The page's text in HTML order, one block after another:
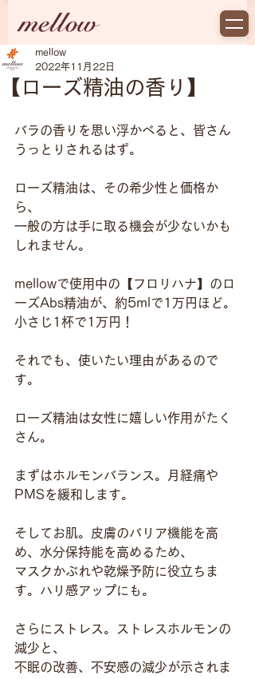
【ローズ精油の香り】
mellow
2022年11月22日
バラの香りを思い浮かべると、皆さん
うっとりされるはず。
ローズ精油は、その希少性と価格か
ら、
一般の方は手に取る機会が少ないかも
しれません。
mellowで使用中の【フロリハナ】のロ
ーズAbs精油が、約5mlで1万円ほど。
小さじ1杯で1万円！
それでも、使いたい理由があるので
す。
ローズ精油は女性に嬉しい作用がたく
さん。
まずはホルモンバランス。月経痛や
PMSを緩和します。
そしてお肌。皮膚のバリア機能を高
め、水分保持能を高めるため、
マスクかぶれや乾燥予防に役立ちま
す。ハリ感アップにも。
さらにストレス。ストレスホルモンの
減少と、
不眠の改善、不安感の減少が示されま